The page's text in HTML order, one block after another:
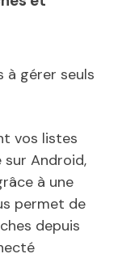
à gérer seuls
vos listes
sur Android,
à une
permet de
depuis